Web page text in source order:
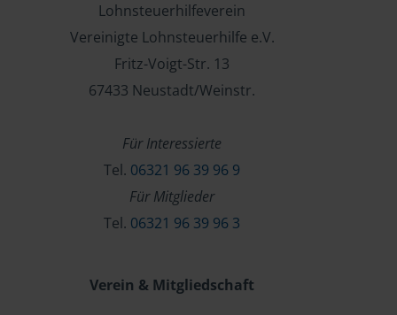
Lohnsteuerhilfeverein
Vereinigte Lohnsteuerhilfe e.V.
Fritz-Voigt-Str. 13
67433 Neustadt/Weinstr.
Für Interessierte
Tel. 06321 96 39 96 9
Für Mitglieder
Tel. 06321 96 39 96 3
Verein & Mitgliedschaft